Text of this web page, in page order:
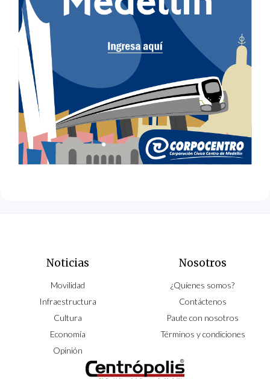
Noticias
Movilidad
Infraestructura
Cultura
Economía
Opinión
Nosotros
¿Quíenes somos?
Contáctenos
Paute con nosotros
Términos y condiciones